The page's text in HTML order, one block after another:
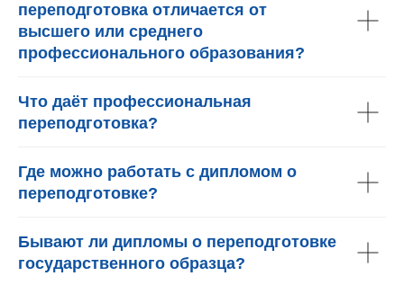
переподготовка отличается от
высшего или среднего
профессионального образования?
Что даёт профессиональная
переподготовка?
Где можно работать с дипломом о
переподготовке?
Бывают ли дипломы о переподготовке
государственного образца?